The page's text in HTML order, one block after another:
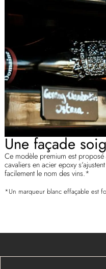
Une façade
Ce modèle premium est
cavaliers en acier epoxy
facilement le nom des vins.*
*Un marqueur blanc effaçable est